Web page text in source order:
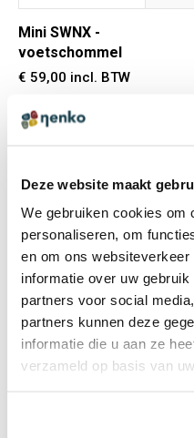
Deze website maakt
We gebruiken cookies om
personaliseren, om
en om ons
informatie over uw
partners voor social
partners kunnen deze
informatie die u aan ze
verzameld op basis van
Mini SWNX -
voetschommel
€ 59,00 incl. BTW
IN PRIJS VERLAAGD